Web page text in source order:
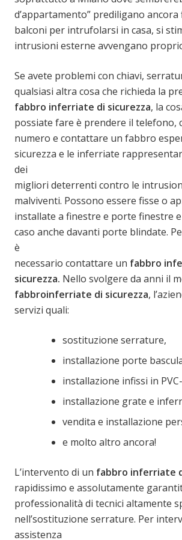
d’appartamento” prediligano ancora
balconi per intrufolarsi in casa, si
intrusioni esterne avvengano
Se avete problemi con chiavi,
qualsiasi altra cosa che richieda la
fabbro inferriate di sicurezza, la
possiate fare è prendere il telefono,
numero e contattare un fabbro
sicurezza e le inferriate
dei
migliori deterrenti contro le
malviventi. Possono essere fisse o
installate a finestre e porte finestre
caso anche davanti porte blindate.
è
necessario contattare un fabbro
sicurezza. Nello svolgere da anni il
fabbroinferriate di sicurezza,
servizi quali:
sostituzione serrature,
installazione porte
installazione infissi in
installazione grate e
vendita e installazione
e molto altro ancora!
L’intervento di un fabbro inferriate
rapidissimo e assolutamente
professionalità di tecnici altamente
nell’sostituzione serrature. Per
assistenza